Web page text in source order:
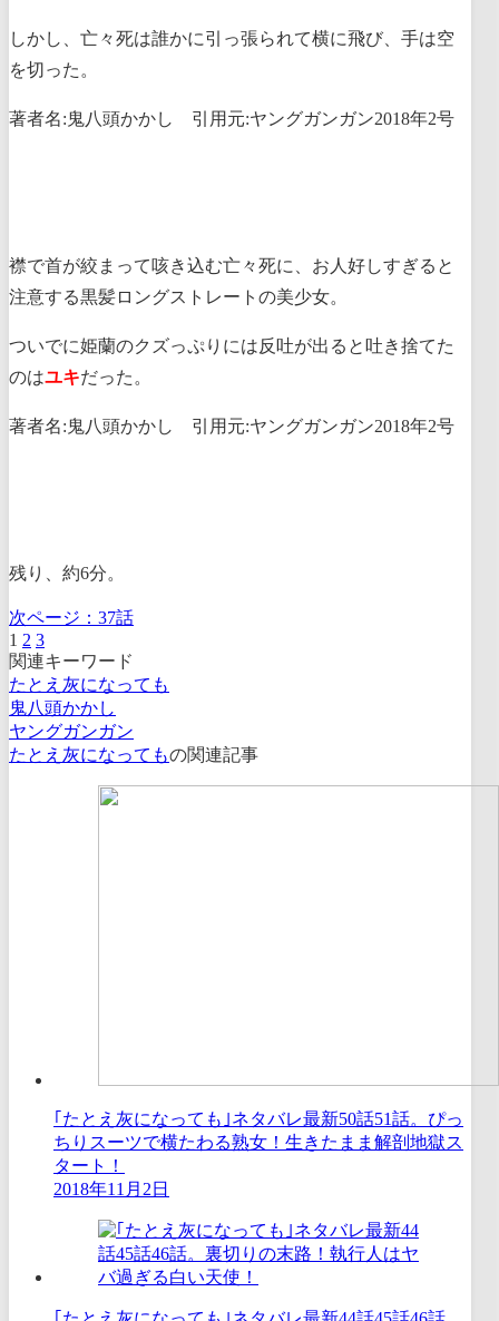
しかし、亡々死は誰かに引っ張られて横に飛び、手は空
を切った。
著者名:鬼八頭かかし 引用元:ヤングガンガン2018年2号
襟で首が絞まって咳き込む亡々死に、お人好しすぎると
注意する黒髪ロングストレートの美少女。
ついでに姫蘭のクズっぷりには反吐が出ると吐き捨てた
のはユキだった。
著者名:鬼八頭かかし 引用元:ヤングガンガン2018年2号
残り、約6分。
次ページ： 37話
1 2 3
関連キーワード
たとえ灰になっても
鬼八頭かかし
ヤングガンガン
たとえ灰になってもの関連記事
｢たとえ灰になっても｣ネタバレ最新50話51話。ぴっ
ちりスーツで横たわる熟女！生きたまま解剖地獄ス
タート！
2018年11月2日